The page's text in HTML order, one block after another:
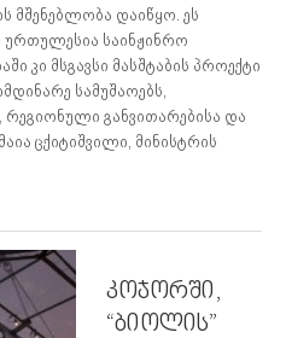
მშენებლობა დაიწყო. ეს
საინჟინრო
კი მსგავსი მასშტაბის პროექტი
სამუშაოებს,
განვითარებისა და
ცქიტიშვილი, მინისტრის
კოჯორში,
“ბიოლის”